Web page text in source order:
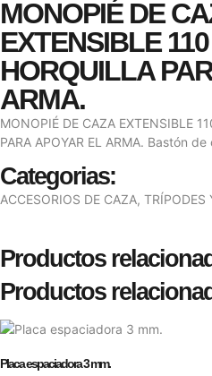
MONOPIÉ DE
EXTENSIBLE
HORQUILLA
ARMA.
MONOPIÉ DE CAZA EXTENSIBLE
PARA APOYAR EL ARMA. Bastón
Categorias:
ACCESORIOS DE CAZA, TRÍPODES
Productos
Productos
Placa espaciadora 3 mm.